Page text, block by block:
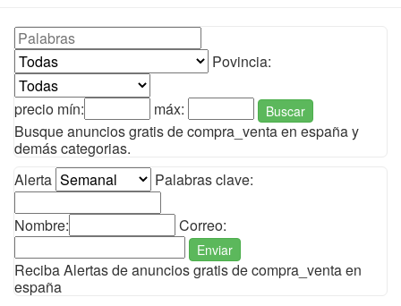
Povincia:
precio mín: máx: Buscar
Busque anuncios gratis de compra_venta en españa y
demás categorias.
Alerta
Palabras clave:
Nombre: Correo:
Enviar
Reciba Alertas de anuncios gratis de compra_venta en
españa